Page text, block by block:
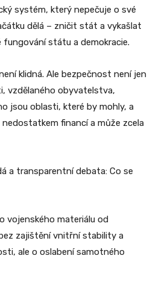
systém, který nepečuje o své
dělá – zničit stát a vykašlat
státu a demokracie.
klidná. Ale bezpečnost není jen
vzdělaného obyvatelstva,
jsou oblasti, které by mohly, a
financí a může zcela
a transparentní debata: Co se
vojenského materiálu od
zajištění vnitřní stability a
ale o oslabení samotného